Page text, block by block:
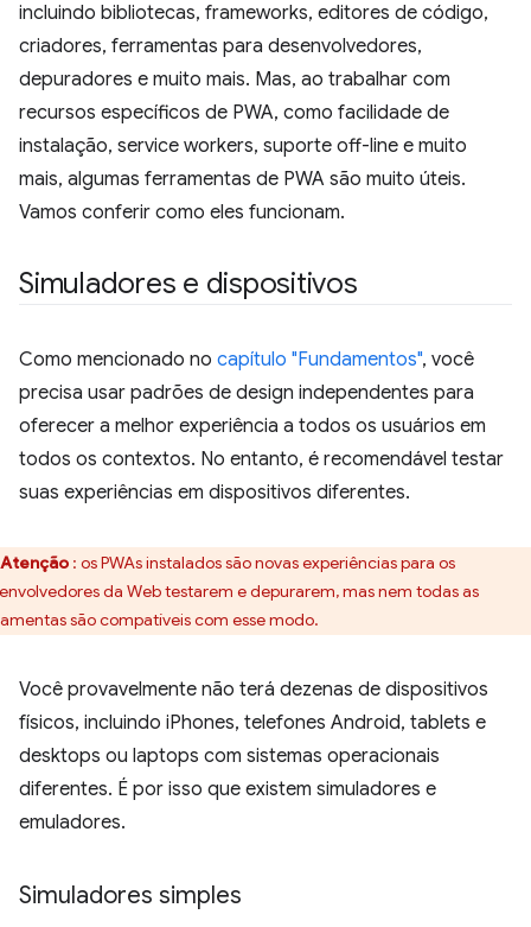
incluindo bibliotecas, frameworks, editores de código,
criadores, ferramentas para desenvolvedores,
depuradores e muito mais. Mas, ao trabalhar com
recursos específicos de PWA, como facilidade de
instalação, service workers, suporte off-line e muito
mais, algumas ferramentas de PWA são muito úteis.
Vamos conferir como eles funcionam.
Simuladores e dispositivos
Como mencionado no capítulo "Fundamentos", você
precisa usar padrões de design independentes para
oferecer a melhor experiência a todos os usuários em
todos os contextos. No entanto, é recomendável testar
suas experiências em dispositivos diferentes.
Atenção : os PWAs instalados são novas experiências para os
da Web testarem e depurarem, mas nem todas as
são compatíveis com esse modo.
Você provavelmente não terá dezenas de dispositivos
físicos, incluindo iPhones, telefones Android, tablets e
desktops ou laptops com sistemas operacionais
diferentes. É por isso que existem simuladores e
emuladores.
Simuladores simples